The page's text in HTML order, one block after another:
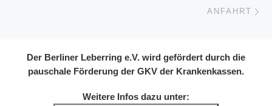
ANFAHRT
Der Berliner Leberring e.V. wird gefördert durch die
pauschale Förderung der GKV der Krankenkassen.
Weitere Infos dazu unter: